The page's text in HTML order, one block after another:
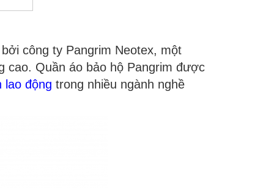
công ty Pangrim Neotex, một
cao. Quần áo bảo hộ Pangrim được
lao động trong nhiều ngành nghề